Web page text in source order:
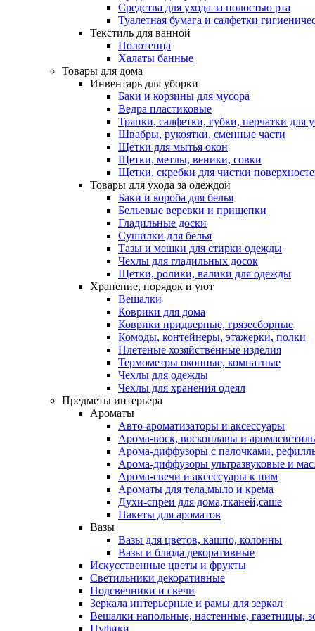
Средства для ухода за полостью рта
Туалетная бумага и салфетки
Текстиль для ванной
Полотенца
Халаты банные
Товары для дома
Инвентарь для уборки
Баки и корзины для мусора
Ведра пластиковые
Тряпки, салфетки, губки, перчатки для
Швабры, рукоятки, сменные части
Щетки для мытья окон
Щетки, метлы, веники, совки
Щетки, скребки для чистки
Товары для ухода за одеждой
Баки и короба для белья
Бельевые веревки и прищепки
Гладильные доски
Сушилки для белья
Тазы и мешки для стирки одежды
Чехлы для гладильных досок
Щетки, ролики, валики для одежды
Хранение, порядок и уют
Вешалки
Коврики для дома
Коврики придверные, грязесборные
Комоды, контейнеры, этажерки, полки
Плетеные хозяйственные изделия
Термометры оконные, комнатные
Чехлы для одежды
Чехлы для хранения одеял
Предметы интерьера
Ароматы
Авто-ароматизаторы и аксессуары
Арома-воск, воскоплавы и
Арома-диффузоры с палочками,
Арома-диффузоры ультразвуковые и
Арома-свечи и аксессуары к ним
Ароматы для тела,мыло и крема
Духи-спреи для дома,тканей,саше
Пакеты для ароматов
Вазы
Вазы для цветов, кашпо, колонны
Вазы и блюда декоративные
Искусственные цветы и фрукты
Светильники декоративные
Подсвечники и свечи
Зеркала интерьерные и рамы для зеркал
Вешалки напольные, настенные, газетницы,
Пуфики